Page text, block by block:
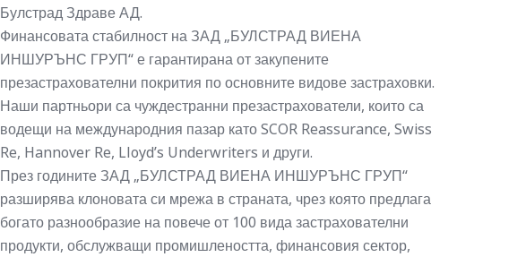
Булстрад Здраве АД.
Финансовата стабилност на ЗАД „БУЛСТРАД ВИЕНА
ИНШУРЪНС ГРУП“ е гарантирана от закупените
презастрахователни покрития по основните видове застраховки.
Наши партньори са чуждестранни презастрахователи, които са
водещи на международния пазар като SCOR Reassurance, Swiss
Re, Hannover Re, Lloyd’s Underwriters и други.
През годините ЗАД „БУЛСТРАД ВИЕНА ИНШУРЪНС ГРУП“
разширява клоновата си мрежа в страната, чрез която предлага
богато разнообразие на повече от 100 вида застрахователни
продукти, обслужващи промишлеността, финансовия сектор,